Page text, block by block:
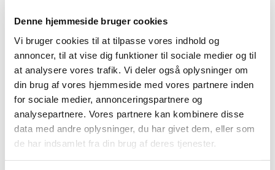
Denne hjemmeside bruger cookies
Vi bruger cookies til at tilpasse vores indhold og
annoncer, til at vise dig funktioner til sociale medier og til
at analysere vores trafik. Vi deler også oplysninger om
din brug af vores hjemmeside med vores partnere inden
for sociale medier, annonceringspartnere og
analysepartnere. Vores partnere kan kombinere disse
data med andre oplysninger, du har givet dem, eller som
de har indsamlet fra din brug af deres tjenester.
tæller op og indhenter
tilbud til næste møde.
6. Synsrapporter.
Rapporter
gennemgåes. Enkelte
opgaver er sat i gang.
Drøftelse og
beslutning.
Morelhaven: Udendørs
lys og kabler op af